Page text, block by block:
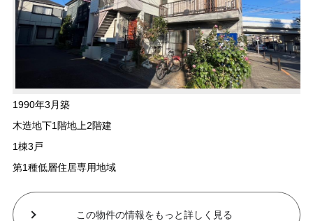
1990年3月築
木造地下1階地上2階建
1棟3戸
第1種低層住居専用地域
この物件の情報をもっと詳しく見る